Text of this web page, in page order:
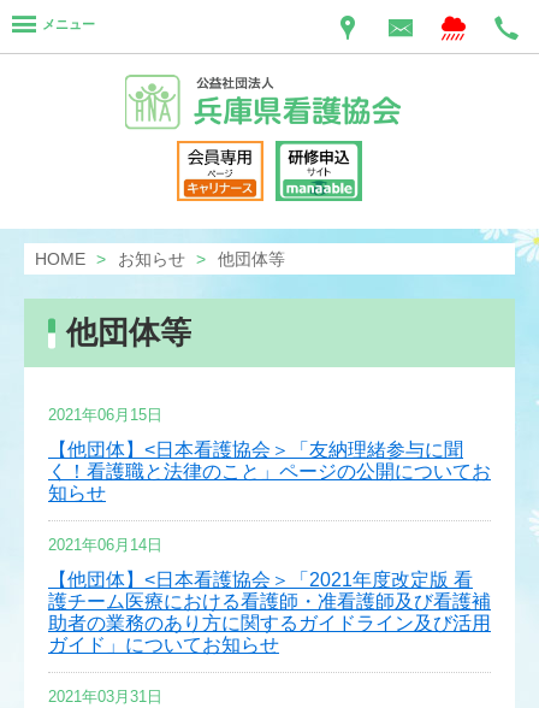
メニュー
HOME お知らせ 他団体等
他団体等
2021年06月15日
【他団体】<日本看護協会＞「友納理緒参与に聞
く！看護職と法律のこと」ページの公開についてお
知らせ
2021年06月14日
【他団体】<日本看護協会＞「2021年度改定版 看
護チーム医療における看護師・准看護師及び看護補
助者の業務のあり方に関するガイドライン及び活用
ガイド」についてお知らせ
2021年03月31日